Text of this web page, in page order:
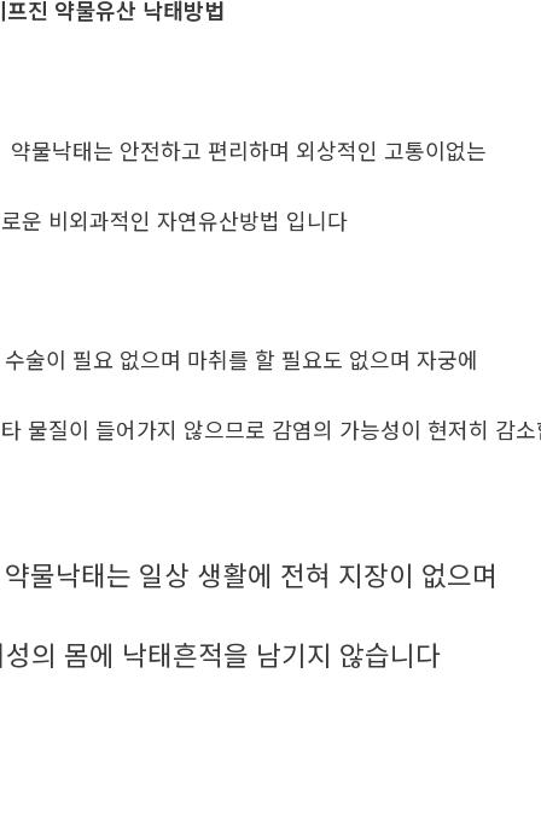
진 약물유산 낙태방법
물낙태는 안전하고 편리하며 외상적인 고통이없는
운 비외과적인 자연유산방법 입니다
술이 필요 없으며 마취를 할 필요도 없으며 자궁에
물질이 들어가지 않으므로 감염의 가능성이 현저히 감
약물낙태는 일상 생활에 전혀 지장이 없으며
의 몸에 낙태흔적을 남기지 않습니다